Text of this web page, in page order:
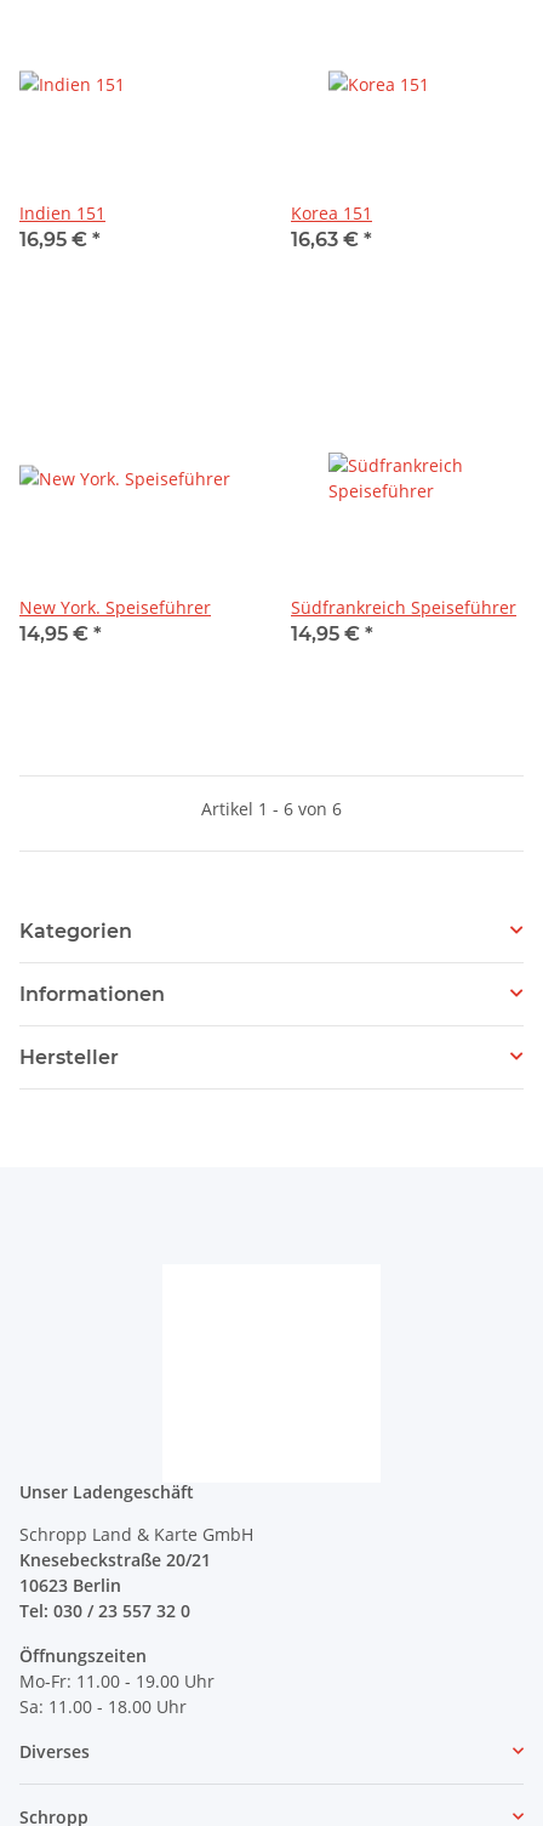
Indien 151
16,95 € *
Korea 151
16,63 € *
New York. Speiseführer
14,95 € *
Südfrankreich Speiseführer
14,95 € *
Artikel 1 - 6 von 6
Kategorien
Informationen
Hersteller
Unser Ladengeschäft
Schropp Land & Karte GmbH
Knesebeckstraße 20/21
10623 Berlin
Tel: 030 / 23 557 32 0
Öffnungszeiten
Mo-Fr: 11.00 - 19.00 Uhr
Sa: 11.00 - 18.00 Uhr
Diverses
Schropp